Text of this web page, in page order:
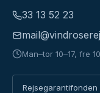
33 13 52 23
Man–tor 10–17, fre
Rejsegarantifonden